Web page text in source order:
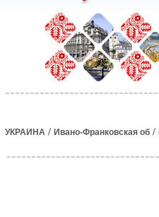
УКРАИНА / Ивано-Франковская об /